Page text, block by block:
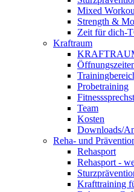
Mixed
Strength &
Zeit für dich-
Kraftraum
Probetraining
Team
Kosten
Downloads/
Reha- und
Rehasport
Rehasport -
Krafttraining